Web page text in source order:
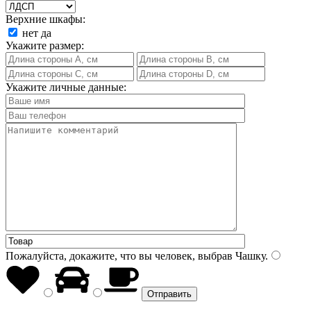
Верхние шкафы:
нет да
Укажите размер:
Укажите личные данные:
Пожалуйста, докажите, что вы человек, выбрав Чашку.